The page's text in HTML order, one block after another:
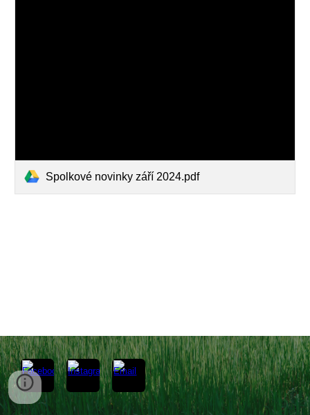
Spolkové novinky září 2024.pdf